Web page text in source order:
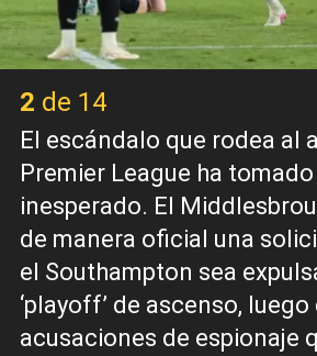
2 de 14
El escándalo que rodea al
Premier League ha
inesperado. El
de manera oficial una
el Southampton sea
‘playoff’ de ascenso, luego
acusaciones de espionaje